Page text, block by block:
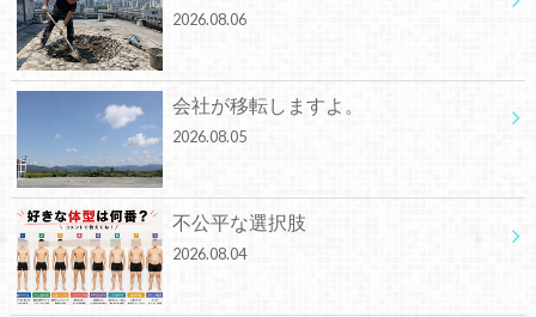
2026.08.06
会社が移転しますよ。
2026.08.05
不公平な選択肢
2026.08.04